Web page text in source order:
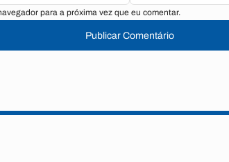
para a próxima vez que eu comentar.
Publicar Comentário